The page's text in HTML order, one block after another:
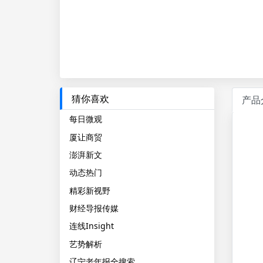
猜你喜欢
每日微观
厦让商贸
澎湃新文
动态热门
精彩新视野
财经导报传媒
连线Insight
艺势解析
产